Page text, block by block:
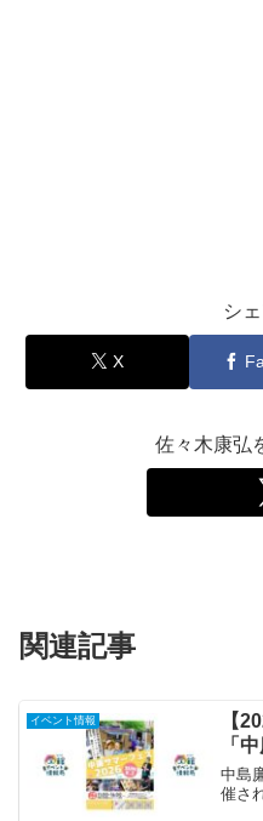
シ
X
佐々木康弘
関連記事
イベント情報
【
「
中島
催さ